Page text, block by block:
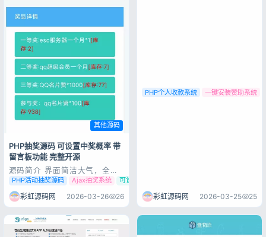
其他源码
PHP抽奖源码 可设置中奖概率 带
留言板功能 完整开源
源码简介 界面简洁大气，全站
ajax用户体验良好 奖品概率后
台可自己设置，概率算法开放化
具留言板功能可供用户发布此次
活动参与感受，更具活动化 奖
布局节省网页布局空间 需要安
装sg。 源码展示 源码下载
PHP活动抽奖源码 Ajax抽奖系统 可设置中奖概率抽奖源码
彩虹源码网 2026-03-26 26
PHP个人收款系统 一键安装赞助系统
彩虹源码网 2026-03-25 25